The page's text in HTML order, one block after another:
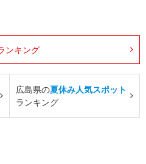
ンキング
広島県の夏休み人気スポット
ランキング